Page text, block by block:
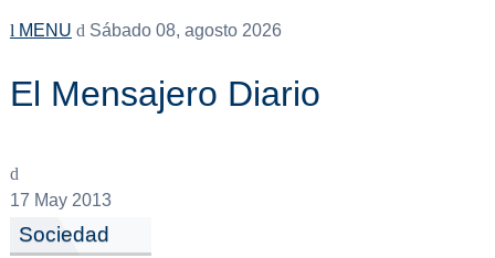
MENU Sábado 08, agosto 2026
El Mensajero Diario
17 May 2013
Sociedad